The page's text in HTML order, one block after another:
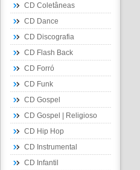
CD Coletâneas
CD Dance
CD Discografia
CD Flash Back
CD Forró
CD Funk
CD Gospel
CD Gospel | Religioso
CD Hip Hop
CD Instrumental
CD Infantil